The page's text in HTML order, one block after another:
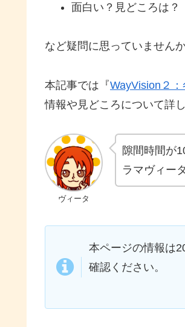
面白い？見どころは？
など疑問に思っていませんか
本記事では『WayVision２
情報や見どころについて詳
ヴィータ
隙間時間が
ラマヴィー
本ページの情報は
確認ください。